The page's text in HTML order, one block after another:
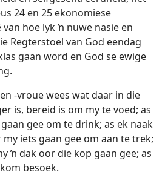
24 en 25 ekonomiese
hoe lyk ŉ nuwe nasie en
Regterstoel van God eendag
gaan word en God se ewige
-vroue wees wat daar in die
is, bereid is om my te voed; as
gee om te drink; as ek naak
iets gaan gee om aan te trek;
ŉ dak oor die kop gaan gee; as
besoek.